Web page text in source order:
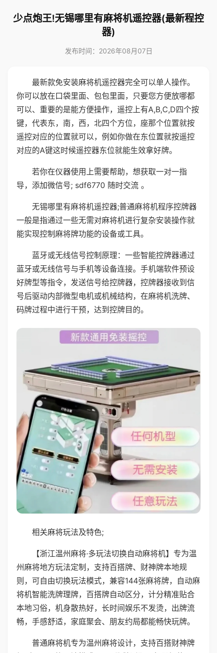
少点炮王!无锡哪里有麻将机遥控器(最新程控
器)
发布时间：2026年08月07日
最新款免安装麻将机遥控器完全可以单人操作。
你可以放在口袋里面、包包里面，只要您方便放哪都
可以、重要的是能方便操作，遥控上有A,B,C,D四个按
键，代表东，南，西，北四个方位，座那个位置就按
遥控对应的位置就可以，例如你做在东位置就按遥控
对应的A键这时候遥控器东位就能生效拿好牌。
若你在仪器使用上需要帮助，想获取一对一指
导，添加微信号; sdf6770 随时交流 。
无锡哪里有麻将机遥控器;普通麻将机程序控牌器
一般是指通过一些无需对麻将机进行复杂安装操作就
能实现控制麻将牌功能的设备或工具。
蓝牙或无线信号控制原理：一些智能控牌器通过
蓝牙或无线信号与手机等设备连接。手机端软件预设
好牌型等指令，发送信号给控牌器，控牌器接收到信
号后驱动内部微型电机或机械结构，在麻将机洗牌、
码牌过程中进行干预，达到控牌目的。
相关麻将玩法及特色;
【浙江温州麻将·多玩法切换自动麻将机】专为温
州麻将地方玩法定制，支持百搭牌、财神牌本地规
则，可自由切换玩法模式，兼容144张麻将牌，自动麻
将机智能洗牌理牌，百搭牌自动区分，计分精准贴合
本地习俗，机身散热好，长时间娱乐不发烫，出牌流
畅，手感舒适，家庭聚会、朋友约局都能畅快玩牌。
普通麻将机专为温州麻将设计，支持百搭财神牌